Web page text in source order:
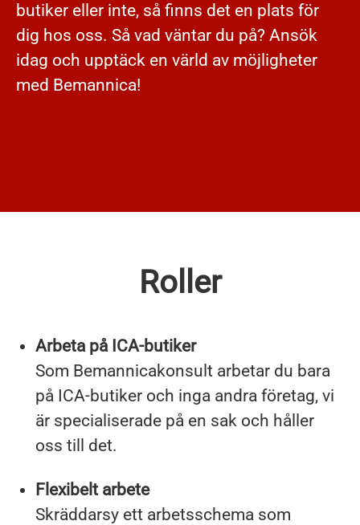
butiker eller inte, så finns det en plats för
dig hos oss. Så vad väntar du på? Ansök
idag och upptäck en värld av möjligheter
med Bemannica!
Roller
Arbeta på ICA-butiker
Som Bemannicakonsult arbetar du bara
på ICA-butiker och inga andra företag, vi
är specialiserade på en sak och håller
oss till det.
Flexibelt arbete
Skräddarsy ett arbetsschema som